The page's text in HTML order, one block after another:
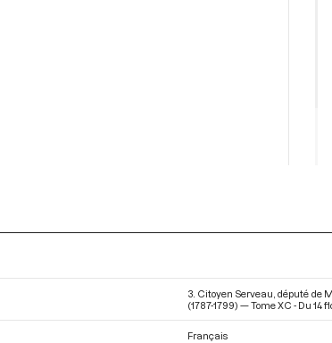
3. Citoyen Serveau, député de
(1787-1799) — Tome XC - Du
Français